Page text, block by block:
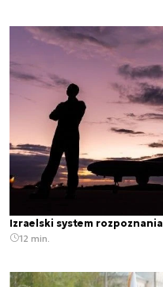
Izraelski system rozpoznania
12 min.